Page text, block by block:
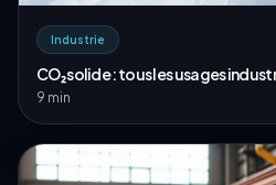
Industrie
CO₂ solide : tous les usages
9 min